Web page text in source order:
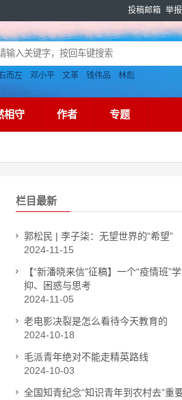
投稿邮箱 举
而左 邓小平 文革 钱伟品 林彪
相守 作者 专题
栏目最新
郭松民 | 李子柒：无望世界的“希望”
2024-11-15
【“新潘晓来信”征稿】一个“疫情班”
抑、困惑与思考
2024-11-05
老电影决裂是怎么看待今天教育的
2024-10-18
毛派青年绝对不能走精英路线
2024-10-03
全国知青纪念“知识青年到农村去”重